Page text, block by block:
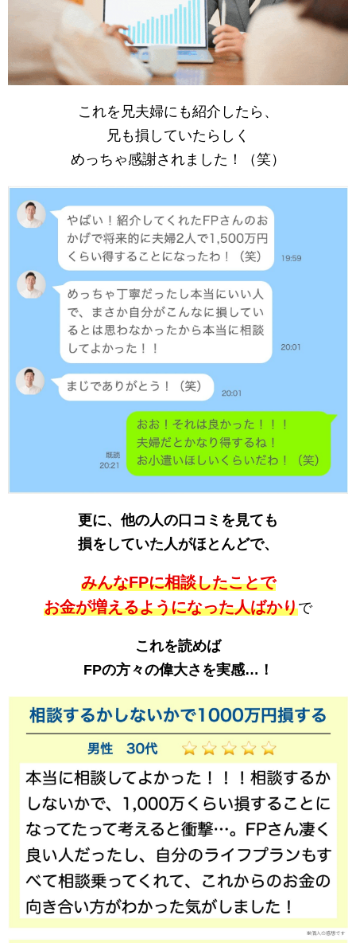
これを兄夫婦にも紹介したら、
兄も損していたらしく
めっちゃ感謝されました！（笑）
更に、他の人の口コミを見ても
損をしていた人がほとんどで、
みんなFPに相談したことで
お金が増えるようになった人ばかりで
これを読めば
FPの方々の偉大さを実感…！